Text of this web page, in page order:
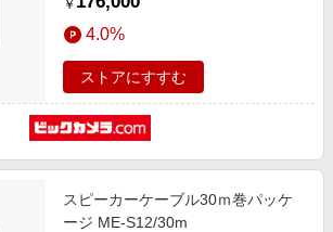
￥
4.0%
ストアにすすむ
スピーカーケーブル30ｍ巻パッケ
ージ ME-S12/30m